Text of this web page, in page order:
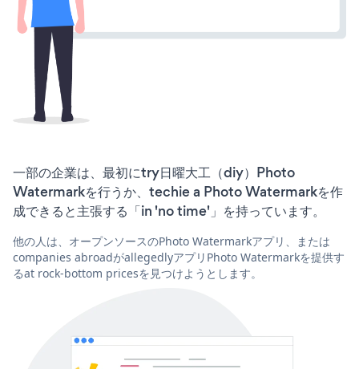
一部の企業は、最初にtry日曜大工（diy）Photo
Watermarkを行うか、techie a Photo Watermarkを作
成できると主張する「in 'no time'」を持っています。
他の人は、オープンソースのPhoto Watermarkアプリ、または
companies abroadがallegedlyアプリPhoto Watermarkを提供す
るat rock-bottom pricesを見つけようとします。